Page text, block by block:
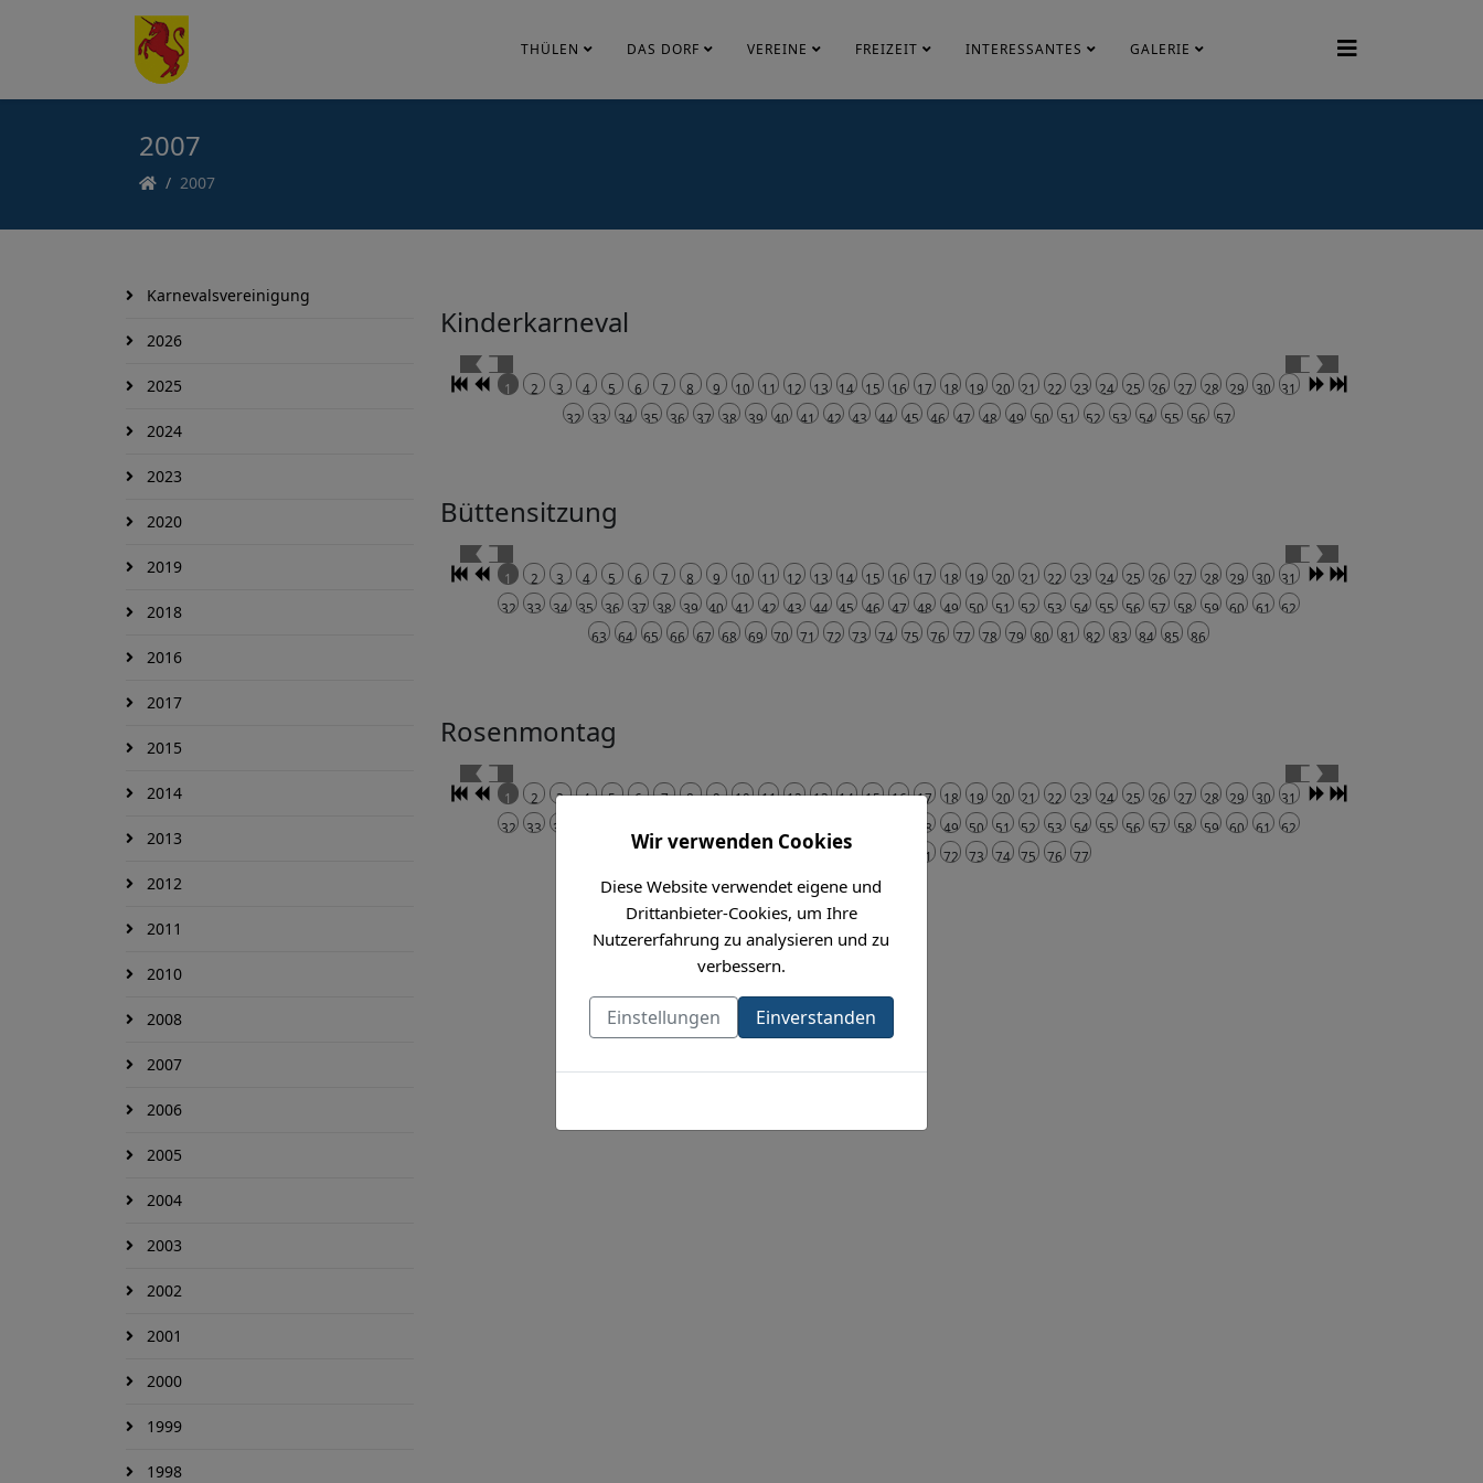
THÜLEN DAS DORF VEREINE FREIZEIT INTERESSANTES GALERIE
2007
2007
Karnevalsvereinigung
2026
2025
2024
2023
2020
2019
2018
2016
2017
2015
2014
2013
2012
2011
2010
2008
2007
2006
2005
2004
2003
2002
2001
2000
1999
1998
Kinderkarneval
1 2 3 4 5 6 7 8 9 10 11 12 13 14 15 16 17 18 19 20 21 22 23 24 25 26 27 28 29 30
31
32
33 34 35 36 37 38 39 40 41 42 43 44 45 46 47 48 49 50 51 52 53 54 55 56 57
Büttensitzung
1 2 3 4 5 6 7 8 9 10 11 12 13 14 15 16 17 18 19 20 21 22 23 24 25 26 27 28 29 30
31
32
33 34 35 36 37 38 39 40 41 42 43 44 45 46 47 48 49 50 51 52 53 54 55 56 57 58 59 60 61
62
63
64 65 66 67 68 69 70 71 72 73 74 75 76 77 78 79 80 81 82 83 84 85 86
Rosenmontag
1 2 3 4 5 6 7 8 9 10 11 12 13 14 15 16 17 18 19 20 21 22 23 24 25 26 27 28 29 30
31
32
33 34 48 49 50 51 52 53 54 55 56 57 58 59 60 61
62
71 72 73 74 75 76 77
Wir verwenden Cookies
Diese Website verwendet eigene und
Drittanbieter-Cookies, um Ihre
Nutzererfahrung zu analysieren und zu
verbessern.
Einstellungen Einverstanden